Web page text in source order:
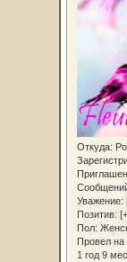
Откуда:
Уважение:
Позитив:
Пол:
Провел
1 год 9